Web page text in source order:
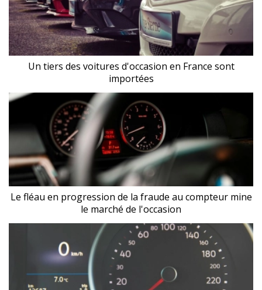
Un tiers des voitures d'occasion en France sont
importées
Le fléau en progression de la fraude au compteur mine
le marché de l'occasion